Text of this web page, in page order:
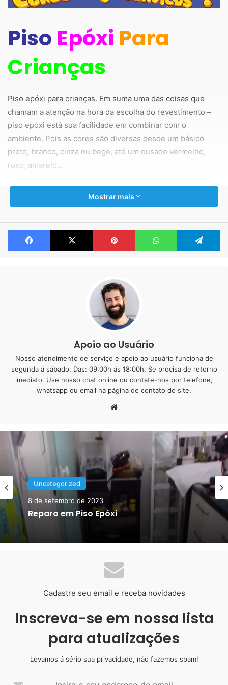
Piso Epóxi Para
Crianças
Piso epóxi para crianças. Em suma uma das coisas que
chamam a atenção na hora da escolha do revestimento –
piso epóxi está sua facilidade em combinar com o
ambiente. Pois as cores são diversas desde um básico
preto, branco, cinza ou bege, até um ousado vermelho,
roxo, amarelo…
eletrodomésticos, itens decorativos, modelos temáticos
Nesse post iremos mostrar alguns temas para crianças.
cozinha de uma escolinha.
Mostrar mais
Facebook X Pinterest WhatsApp
Apoio ao Usuário
Nosso atendimento de serviço e apoio ao usuário funciona de
segunda á sábado. Das: 09:00h ás 18:00h. Se precisa de retorno
imediato. Use nosso chat online ou contate-nos por telefone,
whatsapp ou email na página de contato do site.
Uncategorized
8 de setembro de 2023
Reparo em Piso Epóxi
Uncategorized
3 de março de 2020
Porcelanato Liquido 3d Planetário
Cadastre seu email e receba novidades
Inscreva-se em nossa lista
para atualizações
Levamos á sério sua privacidade, não fazemos spam!